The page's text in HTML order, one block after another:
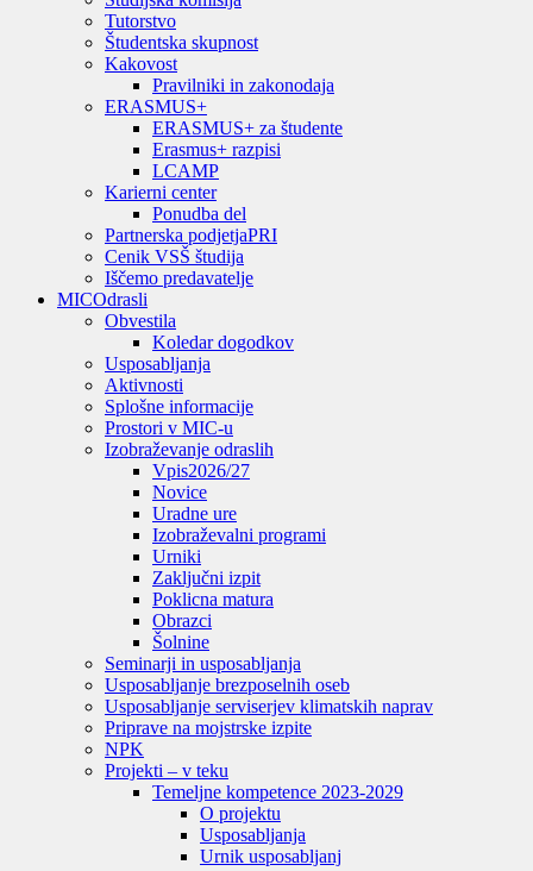
Tutorstvo
Študentska skupnost
Kakovost
Pravilniki in zakonodaja
ERASMUS+
ERASMUS+ za študente
Erasmus+ razpisi
LCAMP
Karierni center
Ponudba del
Partnerska podjetjaPRI
Cenik VSŠ študija
Iščemo predavatelje
MICOdrasli
Obvestila
Koledar dogodkov
Usposabljanja
Aktivnosti
Splošne informacije
Prostori v MIC-u
Izobraževanje odraslih
Vpis2026/27
Novice
Uradne ure
Izobraževalni programi
Urniki
Zaključni izpit
Poklicna matura
Obrazci
Šolnine
Seminarji in usposabljanja
Usposabljanje brezposelnih oseb
Usposabljanje serviserjev klimatskih naprav
Priprave na mojstrske izpite
NPK
Projekti – v teku
Temeljne kompetence 2023-2029
O projektu
Usposabljanja
Urnik usposabljanj